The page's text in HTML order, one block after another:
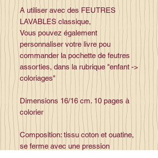
A utiliser avec des FEUTRES
LAVABLES classique,
Vous pouvez également
personnaliser votre livre pou
commander la pochette de feutres
assorties, dans la rubrique "enfant ->
coloriages"
Dimensions 16/16 cm. 10 pages à
colorier
Composition: tissu coton et ouatine,
se ferme avec une pression